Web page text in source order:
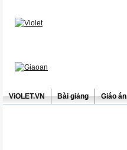
ViOLET.VN Bài giảng Giáo án